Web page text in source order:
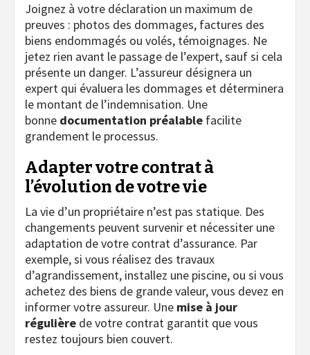
Joignez à votre déclaration un maximum de
preuves : photos des dommages, factures des
biens endommagés ou volés, témoignages. Ne
jetez rien avant le passage de l’expert, sauf si cela
présente un danger. L’assureur désignera un
expert qui évaluera les dommages et déterminera
le montant de l’indemnisation. Une
bonne documentation préalable facilite
grandement le processus.
Adapter votre contrat à
l’évolution de votre vie
La vie d’un propriétaire n’est pas statique. Des
changements peuvent survenir et nécessiter une
adaptation de votre contrat d’assurance. Par
exemple, si vous réalisez des travaux
d’agrandissement, installez une piscine, ou si vous
achetez des biens de grande valeur, vous devez en
informer votre assureur. Une mise à jour
régulière de votre contrat garantit que vous
restez toujours bien couvert.